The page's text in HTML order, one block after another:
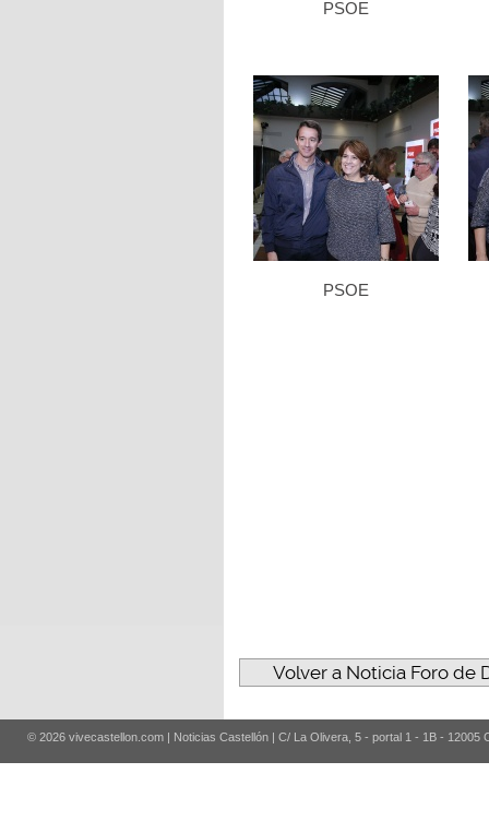
PSOE
PSOE
Volver a Noticia Foro de
© 2026 vivecastellon.com | Noticias Castellón | C/ La Olivera, 5 - portal 1 - 1B - 12005